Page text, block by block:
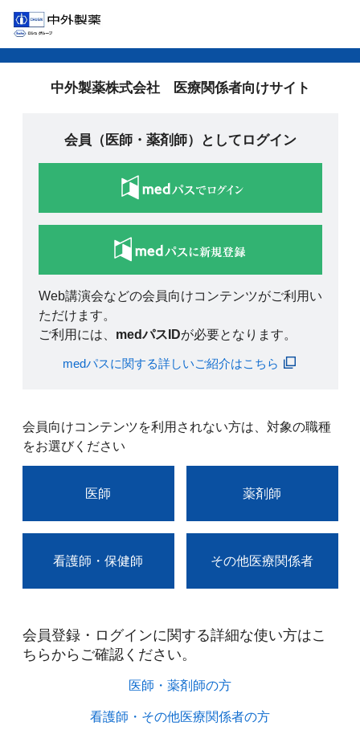
中外製薬株式会社 医療関係者向けサイト
会員（医師・薬剤師）としてログイン
Web講演会などの会員向けコンテンツがご利用い
ただけます。
ご利用には、 medパスIDが必要となります。
medパスに関する詳しいご紹介はこちら
会員向けコンテンツを利用されない方は、対象の職種
をお選びください
医師 薬剤師
看護師・保健師 その他医療関係者
会員登録・ログインに関する詳細な使い方はこ
ちらからご確認ください。​
医師・薬剤師の方​
看護師・その他医療関係者の方​